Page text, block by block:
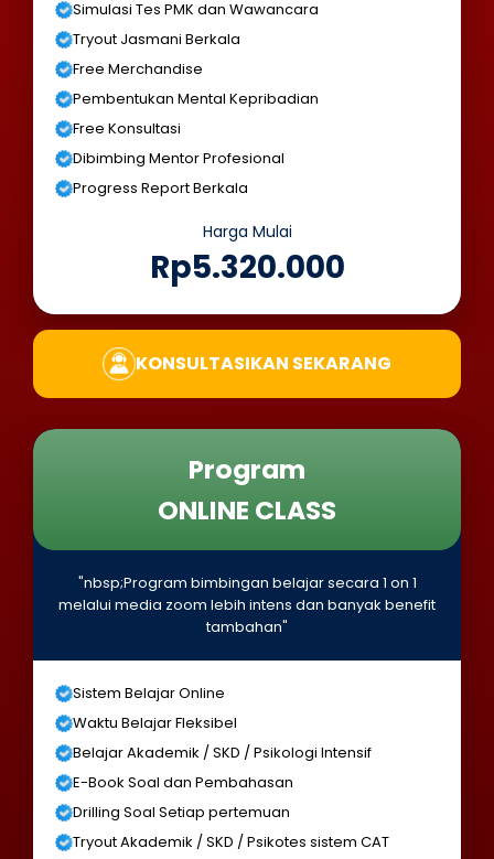
Simulasi Tes PMK dan Wawancara
Tryout Jasmani Berkala
Free Merchandise
Pembentukan Mental Kepribadian
Free Konsultasi
Dibimbing Mentor Profesional
Progress Report Berkala
Harga Mulai
Rp5.320.000
KONSULTASIKAN SEKARANG
Program
ONLINE CLASS
"nbsp;Program bimbingan belajar secara 1 on 1
melalui media zoom lebih intens dan banyak benefit
tambahan"
Sistem Belajar Online
Waktu Belajar Fleksibel
Belajar Akademik / SKD / Psikologi Intensif
E-Book Soal dan Pembahasan
Drilling Soal Setiap pertemuan
Tryout Akademik / SKD / Psikotes sistem CAT